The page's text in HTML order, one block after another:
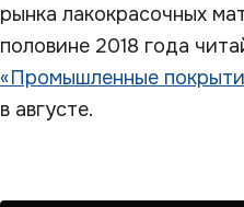
рынка лакокрасочных
половине 2018 года
«Промышленные
в августе.